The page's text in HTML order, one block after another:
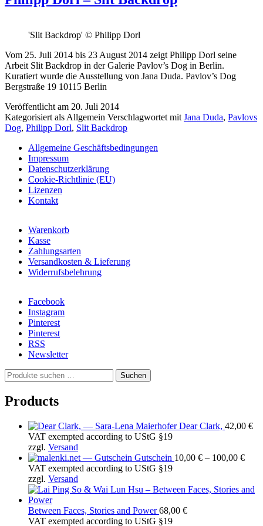
'Slit Backdrop' © Philipp Dorl
Vom 25. Juli 2014 bis 23 August 2014 zeigt Philipp Dorl seine
Arbeit Slit Backdrop in der Galerie Pavlov’s Dog in Berlin.
Kuratiert wurde die Ausstellung von Jana Duda. Pavlov’s Dog
Bergstraße 19 10115 Berlin
Veröffentlicht am 20. Juli 2014
Kategorisiert als Allgemein Verschlagwortet mit Jana Duda, Pavlovs
Dog, Philipp Dorl, Slit Backdrop
Allgemeine Geschäftsbedingungen
Impressum
Datenschutzerklärung
Cookie-Richtlinie (EU)
Lizenzen
Kontakt
Warenkorb
Kasse
Zahlungsarten
Versandkosten & Lieferung
Widerrufsbelehrung
Facebook
Instagram
Pinterest
Pinterest
RSS
Newsletter
S
u
c
h
Suchen
Products
Dear Clark, 42,00 €
VAT exempted according to UStG §19
zzgl. Versand
Gutschein 10,00 € – 100,00 €
VAT exempted according to UStG §19
zzgl. Versand
Between Faces, Stories and Power 68,00 €
VAT exempted according to UStG §19